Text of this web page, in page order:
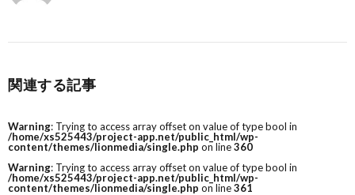
関連する記事
Warning: Trying to access array offset on value of type bool in
/home/xs525443/project-app.net/public_html/wp-
content/themes/lionmedia/single.php on line360
Warning: Trying to access array offset on value of type bool in
/home/xs525443/project-app.net/public_html/wp-
content/themes/lionmedia/single.php on line361